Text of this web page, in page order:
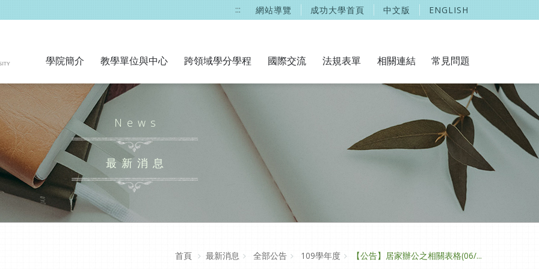
::: 網站導覽 成功大學首頁 中文版 ENGLISH
學院簡介 教學單位與中心 跨領域學分學程 國際交流 法規表單 相關連結 常見問題
News
最新消息
首頁 最新消息 全部公告 109學年度 【公告】居家辦公之相關表格(06/...